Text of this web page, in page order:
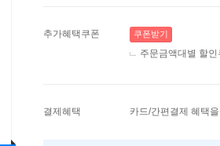
추가혜택쿠폰 쿠폰받기
주문금액대별 할인
결제혜택 카드/간편결제 혜택